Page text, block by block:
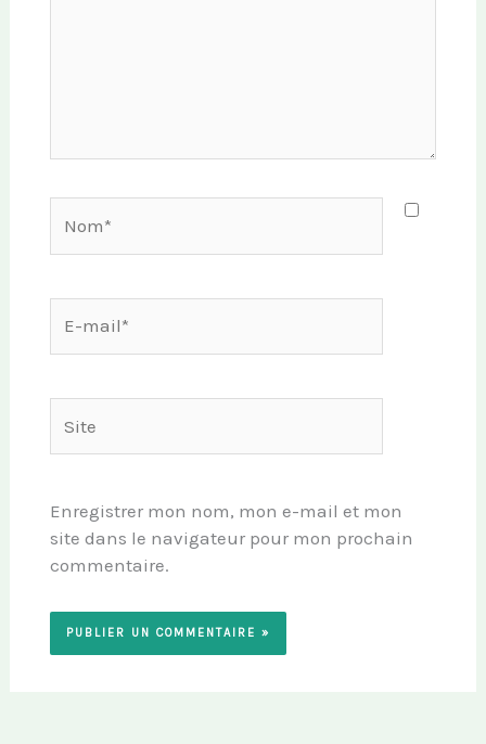
mail*
Enregistrer mon nom, mon e-mail et mon
site dans le navigateur pour mon prochain
commentaire.